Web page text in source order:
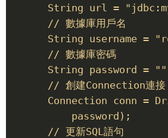
String url =
      // 數據庫用戶名
String username =
      // 數據庫密碼
String password =
      // 創建Connection連接
Connection conn =
          password);
      // 更新SQL語句